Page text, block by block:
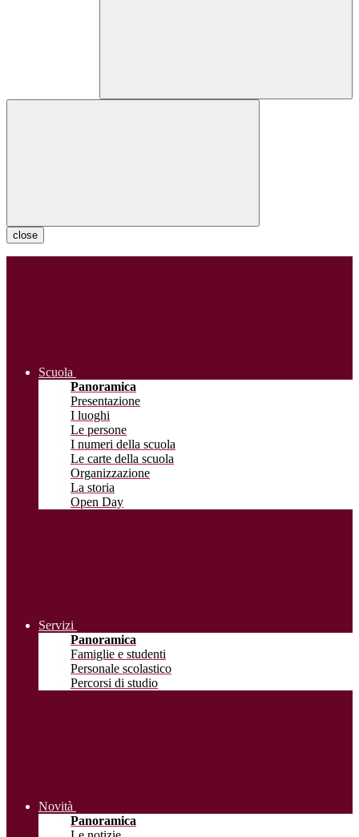
close
Scuola
Panoramica
Presentazione
I luoghi
Le persone
I numeri della scuola
Le carte della scuola
Organizzazione
La storia
Open Day
Servizi
Panoramica
Famiglie e studenti
Personale scolastico
Percorsi di studio
Novità
Panoramica